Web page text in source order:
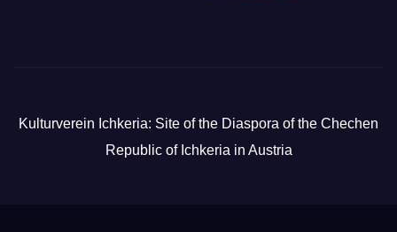
Kulturverein Ichkeria: Site of the Diaspora of the Chechen
Republic of Ichkeria in Austria